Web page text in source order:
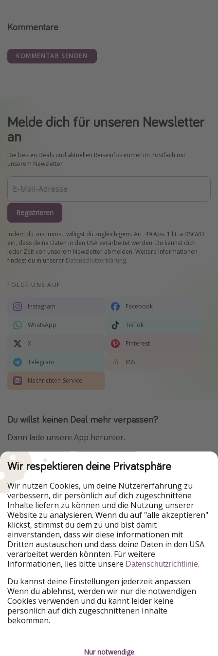
Kommentare
KOMMENTAR SENDEN
Melde dich für unseren Newsletter
an
Die besten Deals und aktuellen Reiseinfos immer im Postfach mit
unserem Newsletter
Registrieren
Indem du zustimmst, willigst du zugleich gem. Art. 49 Abs. 1 lit. a DSGVO
ein, dass deine Daten in den USA verarbeitet werden. Du kannst dich
jeder Zeit von unserem Newsletter abmelden. Weitere Informationen
findest du in unserer Datenschutzerklärung.
FOLGE UNS AUF
Instagram Facebook
WhatsApp TikTok
X Pinterest
Telegram RSS
Nachrichten-Service
Du willst keinen Deal mehr verpassen?
Dann lade unsere App herunter.
Urlaubspiraten ist Teil der HolidayPirates Group
Unsere Märkte
PiratinViaggio
HolidayPirates
VakantiePiraten
WakacyjniPiraci
VoyagesPirates
Ferienpiraten
Urlaubspiraten
ViajerosPiratas
TravelPirates
HolidayPirates Group
Lerne uns kennen
Über uns
Rechtliches
Wir respektieren deine Privatsphäre
Wir nutzen Cookies, um deine Nutzererfahrung zu
verbessern, dir persönlich auf dich zugeschnittene
Inhalte liefern zu können und die Nutzung unserer
Website zu analysieren. Wenn du auf "alle akzeptieren"
klickst, stimmst du dem zu und bist damit
einverstanden, dass wir diese informationen mit
Dritten austauschen und dass deine Daten in den USA
verarbeitet werden könnten. Für weitere
Informationen, lies bitte unsere Datenschutzrichtlinie.
Du kannst deine Einstellungen jederzeit anpassen.
Wenn du ablehnst, werden wir nur die notwendigen
Cookies verwenden und du kannt leider keine
persönlich auf dich zugeschnittenen Inhalte
bekommen.
Nur notwendige